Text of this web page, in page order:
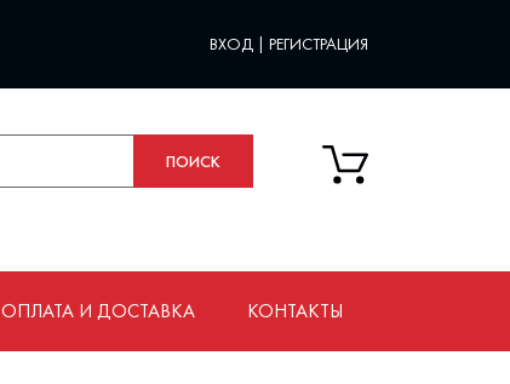
ВХОД | РЕГИСТРАЦИЯ
ОПЛАТА И ДОСТАВКА КОНТАКТЫ